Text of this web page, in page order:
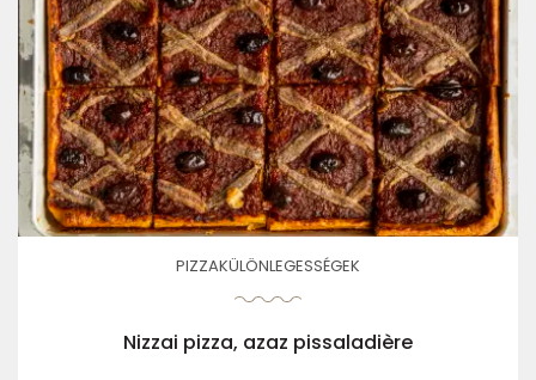
PIZZAKÜLÖNLEGESSÉGEK
Nizzai pizza, azaz pissaladière